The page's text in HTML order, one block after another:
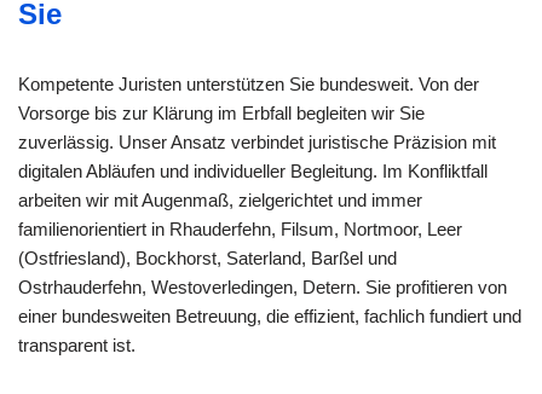
Sie
Kompetente Juristen unterstützen Sie bundesweit. Von der
Vorsorge bis zur Klärung im Erbfall begleiten wir Sie
zuverlässig. Unser Ansatz verbindet juristische Präzision mit
digitalen Abläufen und individueller Begleitung. Im Konfliktfall
arbeiten wir mit Augenmaß, zielgerichtet und immer
familienorientiert in Rhauderfehn, Filsum, Nortmoor, Leer
(Ostfriesland), Bockhorst, Saterland, Barßel und
Ostrhauderfehn, Westoverledingen, Detern. Sie profitieren von
einer bundesweiten Betreuung, die effizient, fachlich fundiert und
transparent ist.